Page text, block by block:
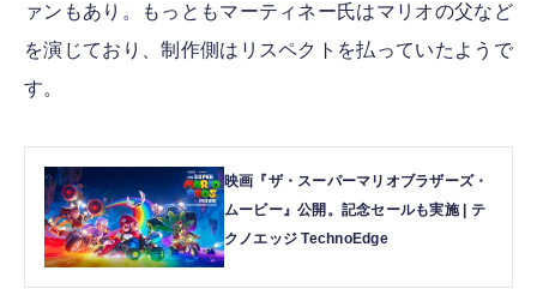
ァンもあり。もっともマーティネー氏はマリオの父など
を演じており、制作側はリスペクトを払っていたようで
す。
映画『ザ・スーパーマリオブラザーズ・
ムービー』公開。記念セールも実施 | テ
クノエッジ TechnoEdge